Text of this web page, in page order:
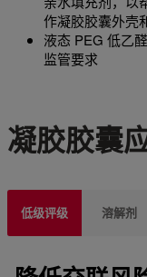
作凝胶胶囊外壳
液态 PEG 低乙
监管要求
凝胶胶囊
低级评级 溶解剂